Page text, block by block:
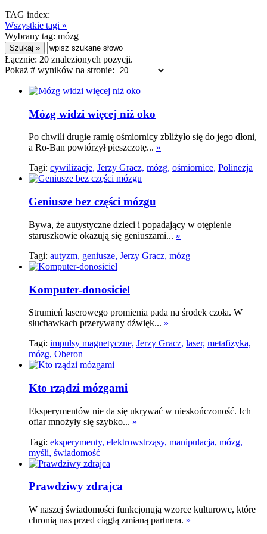
TAG index:
Wszystkie tagi »
Wybrany tag: mózg
Łącznie: 20 znalezionych pozycji.
Pokaż # wyników na stronie:
Mózg widzi więcej niż oko
Po chwili drugie ramię ośmiornicy zbliżyło się do jego dłoni,
a Ro-Ban powtórzył pieszczotę... »
Tagi: cywilizacje, Jerzy Gracz, mózg, ośmiornice, Polinezja
Geniusze bez części mózgu
Bywa, że autystyczne dzieci i popadający w otępienie
staruszkowie okazują się geniuszami... »
Tagi: autyzm, geniusze, Jerzy Gracz, mózg
Komputer-donosiciel
Strumień laserowego promienia pada na środek czoła. W
słuchawkach przerywany dźwięk... »
Tagi: impulsy magnetyczne, Jerzy Gracz, laser, metafizyka,
mózg, Oberon
Kto rządzi mózgami
Eksperymentów nie da się ukrywać w nieskończoność. Ich
ofiar mnożyły się szybko... »
Tagi: eksperymenty, elektrowstrząsy, manipulacja, mózg,
myśli, świadomość
Prawdziwy zdrajca
W naszej świadomości funkcjonują wzorce kulturowe, które
chronią nas przed ciągłą zmianą partnera. »